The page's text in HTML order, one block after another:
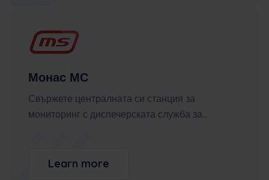
Монас МС
Свържете централната си станция за
мониторинг с диспечерската служба за...
Learn more